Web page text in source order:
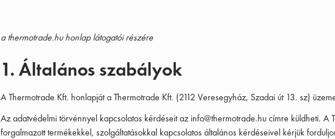
a thermotrade.hu honlap látogatói részére
1. Általános szabályok
A Thermotrade Kft. honlapját a Thermotrade Kft. (2112 Veresegyház, Szadai út 13. sz)
Az adatvédelmi törvénnyel kapcsolatos kérdéseit az info@thermotrade.hucímre küldheti. A
forgalmazott termékekkel, szolgáltatásokkal kapcsolatos általános kérdéseivel kérjük